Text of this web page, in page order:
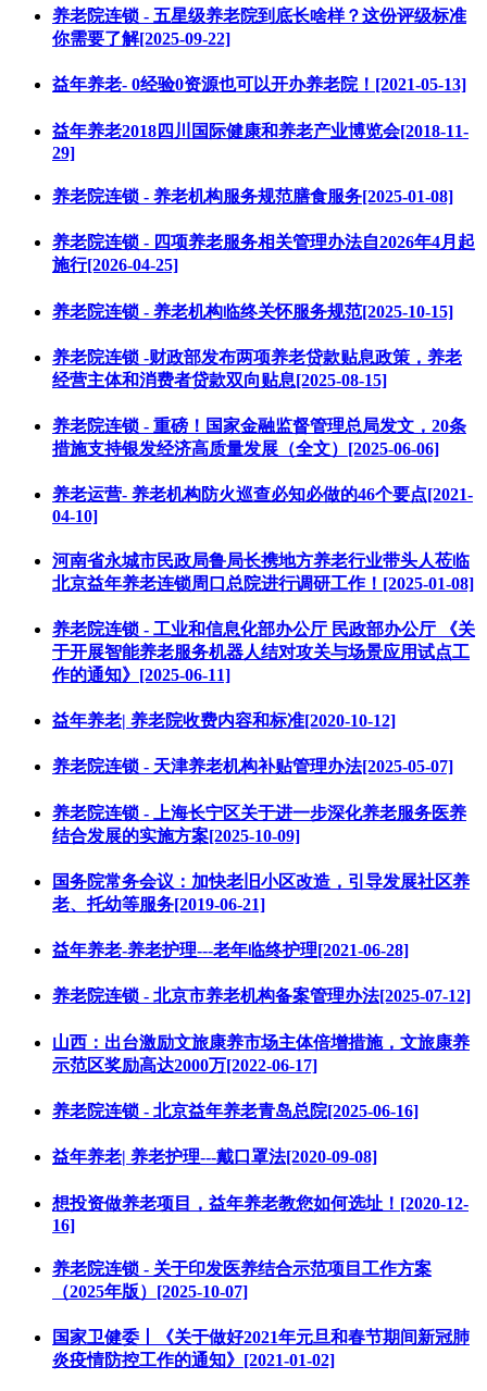
养老院连锁 - 五星级养老院到底长啥样？这份评级标准
你需要了解[2025-09-22]
益年养老- 0经验0资源也可以开办养老院！[2021-05-13]
益年养老2018四川国际健康和养老产业博览会[2018-11-
29]
养老院连锁 - 养老机构服务规范膳食服务[2025-01-08]
养老院连锁 - 四项养老服务相关管理办法自2026年4月起
施行[2026-04-25]
养老院连锁 - 养老机构临终关怀服务规范[2025-10-15]
养老院连锁 -财政部发布两项养老贷款贴息政策，养老
经营主体和消费者贷款双向贴息[2025-08-15]
养老院连锁 - 重磅！国家金融监督管理总局发文，20条
措施支持银发经济高质量发展（全文）[2025-06-06]
养老运营- 养老机构防火巡查必知必做的46个要点[2021-
04-10]
河南省永城市民政局鲁局长携地方养老行业带头人莅临
北京益年养老连锁周口总院进行调研工作！[2025-01-08]
养老院连锁 - 工业和信息化部办公厅 民政部办公厅 《关
于开展智能养老服务机器人结对攻关与场景应用试点工
作的通知》[2025-06-11]
益年养老| 养老院收费内容和标准[2020-10-12]
养老院连锁 - 天津养老机构补贴管理办法[2025-05-07]
养老院连锁 - 上海长宁区关于进一步深化养老服务医养
结合发展的实施方案[2025-10-09]
国务院常务会议：加快老旧小区改造，引导发展社区养
老、托幼等服务[2019-06-21]
益年养老-养老护理---老年临终护理[2021-06-28]
养老院连锁 - 北京市养老机构备案管理办法[2025-07-12]
山西：出台激励文旅康养市场主体倍增措施，文旅康养
示范区奖励高达2000万[2022-06-17]
养老院连锁 - 北京益年养老青岛总院[2025-06-16]
益年养老| 养老护理---戴口罩法[2020-09-08]
想投资做养老项目，益年养老教您如何选址！[2020-12-
16]
养老院连锁 - 关于印发医养结合示范项目工作方案
（2025年版）[2025-10-07]
国家卫健委丨《关于做好2021年元旦和春节期间新冠肺
炎疫情防控工作的通知》[2021-01-02]